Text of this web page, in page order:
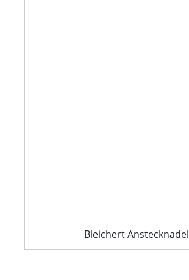
Bleichert Anstecknadel